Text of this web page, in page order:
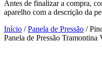
Antes de finalizar a compra,
aparelho com a descrição da
Início /Panela de Pressão /
Panela de Pressão Tramontina